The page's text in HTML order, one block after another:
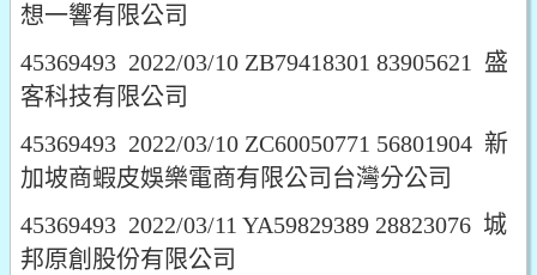
想一響有限公司
45369493 2022/03/10 ZB79418301 83905621 盛
客科技有限公司
45369493 2022/03/10 ZC60050771 56801904 新
加坡商蝦皮娛樂電商有限公司台灣分公司
45369493 2022/03/11 YA59829389 28823076 城
邦原創股份有限公司